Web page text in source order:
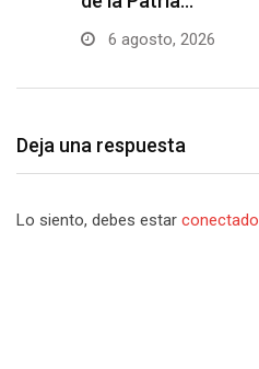
6 agosto, 2026
Deja una respuesta
Lo siento, debes estar conectado